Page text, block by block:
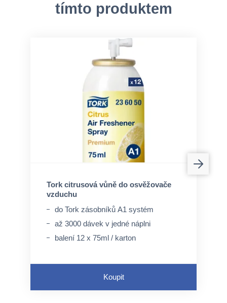
tímto produktem
Tork citrusová vůně do osvěžovače
vzduchu
do Tork zásobníků A1 systém
až 3000 dávek v jedné náplni
balení 12 x 75ml / karton
Koupit